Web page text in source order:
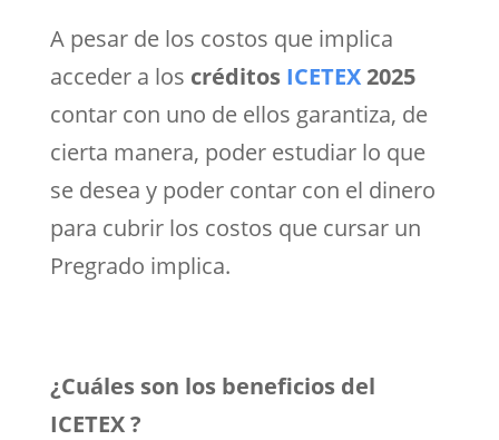
A pesar de los costos que implica
acceder a los créditosICETEX2025
contar con uno de ellos garantiza, de
cierta manera, poder estudiar lo que
se desea y poder contar con el dinero
para cubrir los costos que cursar un
Pregrado implica.
¿Cuáles son los beneficios del
ICETEX ?